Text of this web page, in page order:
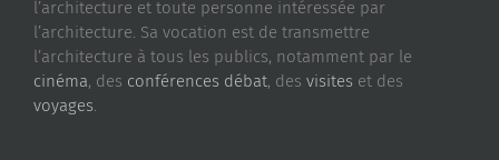
l’architecture et toute personne intéressée par
l’architecture. Sa vocation est de transmettre
l’architecture à tous les publics, notamment par le
cinéma, des conférences débat, des visites et des
voyages.